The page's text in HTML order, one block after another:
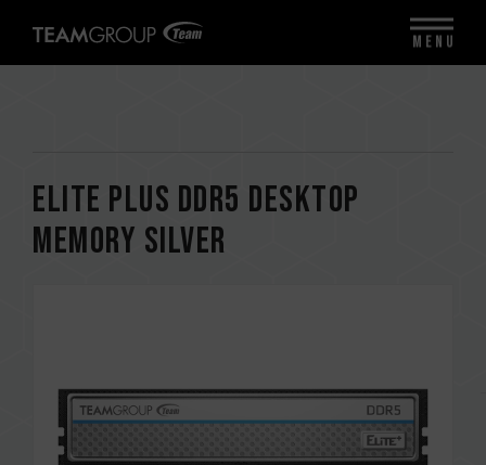
ELITE PLUS DDR5 DESKTOP
MEMORY SILVER
MENU